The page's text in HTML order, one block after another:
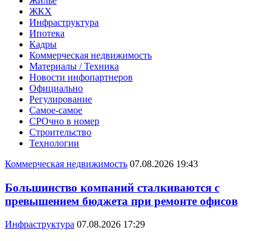
ЖКХ
Инфраструктура
Ипотека
Кадры
Коммерческая недвижимость
Материалы / Техника
Новости инфопартнеров
Официально
Регулирование
Самое-самое
СРОчно в номер
Строительство
Технологии
Коммерческая недвижимость 07.08.2026 19:43
Большинство компаний сталкиваются с
превышением бюджета при ремонте офисов
Инфраструктура 07.08.2026 17:29